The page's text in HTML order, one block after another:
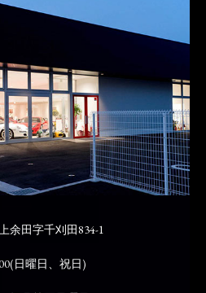
余田字千刈田834-1
日曜日、祝日)